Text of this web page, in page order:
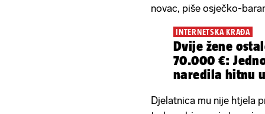
novac, piše osječko-
INTERNETSKA KRAĐA
Dvije žene
70.000 €:
naredila hitnu
Djelatnica mu nije htjela